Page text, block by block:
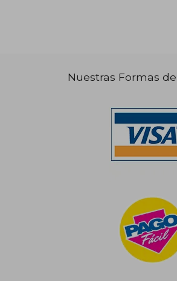
Nuestras Formas